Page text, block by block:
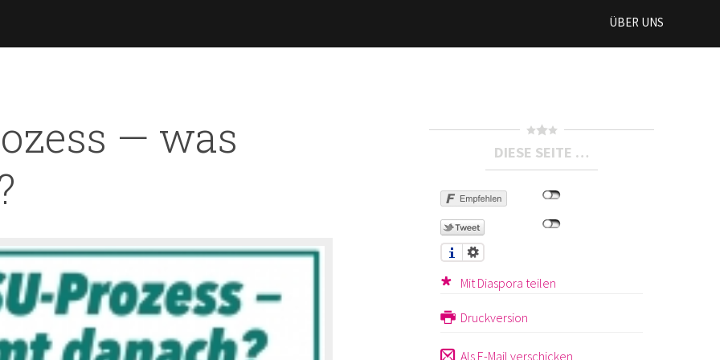
Inhalt
ÜBER UNS
— was
DIESE SEITE …
Mit Diaspora teilen
Druckversion
Als E-Mail verschicken